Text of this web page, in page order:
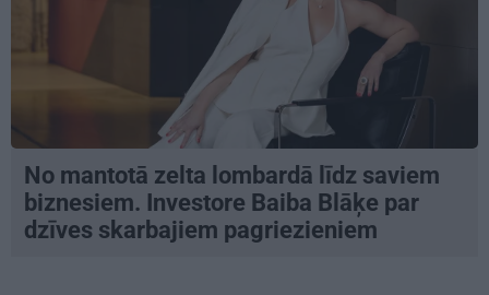
No mantotā zelta lombardā līdz saviem
biznesiem. Investore Baiba Blāķe par
dzīves skarbajiem pagriezieniem